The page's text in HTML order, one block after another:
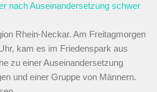
nach Auseinandersetzung schwer
Rhein-Neckar. Am Freitagmorgen
kam es im Friedenspark aus
zu einer Auseinandersetzung
und einer Gruppe von Männern.